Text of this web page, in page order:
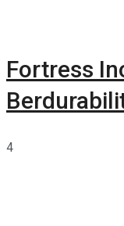
Fortress
4